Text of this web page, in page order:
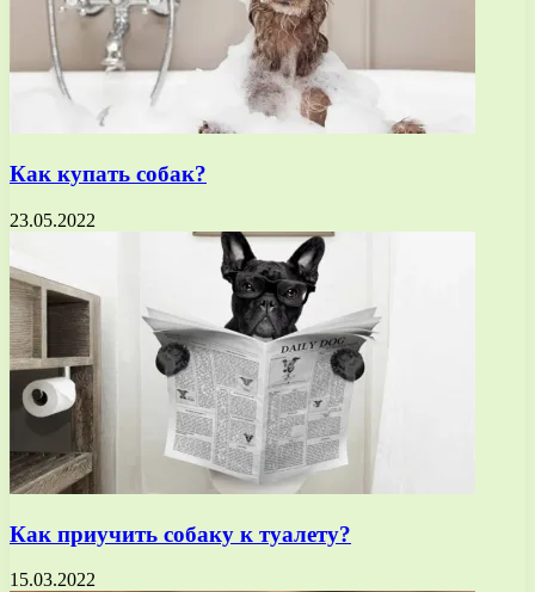
Как купать собак?
23.05.2022
Как приучить собаку к туалету?
15.03.2022